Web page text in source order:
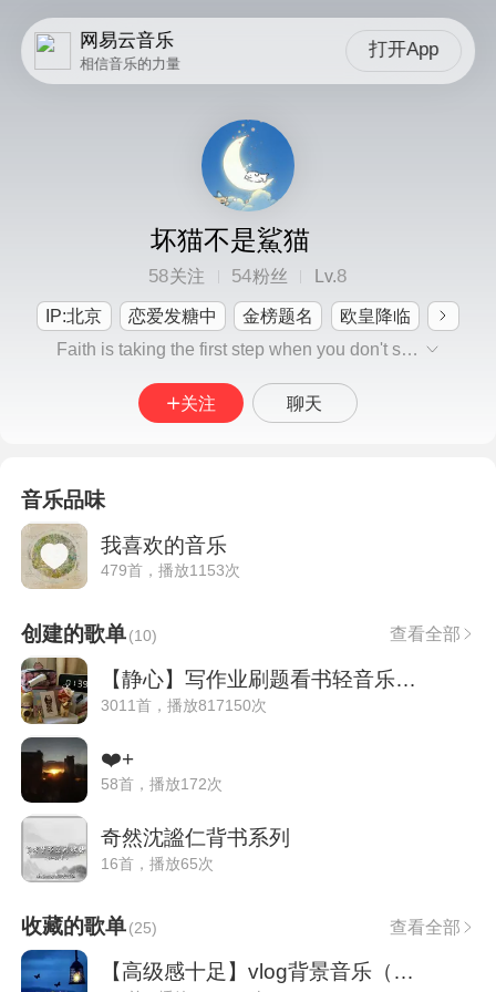
网易云音乐
相信音乐的力量
打开App
坏猫不是鯊猫
58关注 54粉丝 Lv.8
IP:北京 恋爱发糖中 金榜题名
欧皇降临
Faith is taking the first step when you don't see the whole staircase.
关注 聊天
音乐品味
我喜欢的音乐
479首，播放1153次
创建的歌单(10) 查看全部
【静心】写作业刷题看书轻音乐（超长）
3011首，播放817150次
❤️+
58首，播放172次
奇然沈謐仁背书系列
16首，播放65次
收藏的歌单(25) 查看全部
【高级感十足】vlog背景音乐（纯音乐）